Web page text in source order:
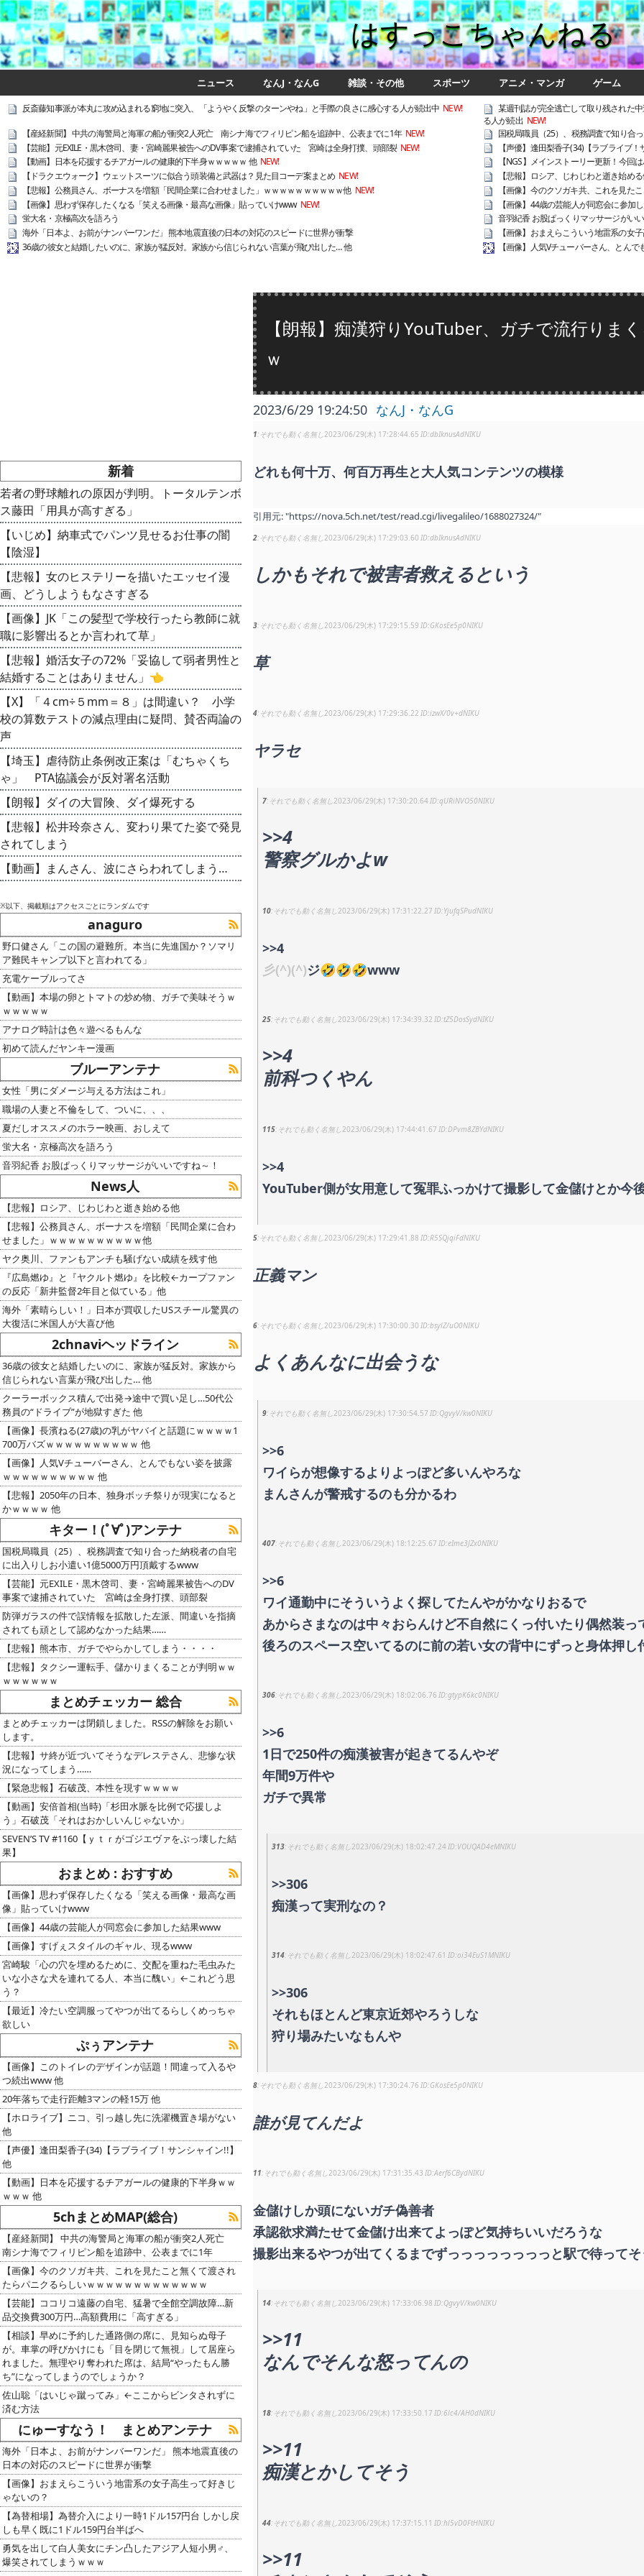
はすっこちゃんねる
ニュース なんJ・なんG 雑談・その他 スポーツ アニメ・マンガ ゲーム
反斎藤知事派が本丸に攻め込まれる窮地に突入、「ようやく反撃のターンやね」と手際の良さに感心する人が続出中 NEW!
某週刊誌が完全逃亡して取り残された
る人が続出 NEW!
【産経新聞】 中共の海警局と海軍の船が衝突2人死亡 南シナ海でフィリピン船を追跡中、公表までに1年 NEW! 国税局職員（25）、税務調査で知り合
【芸能】元EXILE・黒木啓司、妻・宮崎麗果被告へのDV事案で逮捕されていた 宮崎は全身打撲、頭部裂 NEW! 【声優】逢田梨香子(34)【ラブライブ！
【動画】日本を応援するチアガールの健康的下半身ｗｗｗｗｗ 他 NEW! 【NGS】メインストーリー更新！今回
【ドラクエウォーク】ウェットスーツに似合う頭装備と武器は？見た目コーデ案まとめ NEW! 【悲報】ロシア、じわじわと逝き始め
【悲報】公務員さん、ボーナスを増額「民間企業に合わせました」ｗｗｗｗｗｗｗｗｗｗ他 NEW! 【画像】今のクソガキ共、これを見た
【画像】思わず保存したくなる「笑える画像・最高な画像」貼っていけwww NEW! 【画像】44歳の芸能人が同窓会に参加
蛍大名・京極高次を語ろう
音羽紀香 お股ぱっくりマッサージがい
海外「日本よ、お前がナンバーワンだ」 熊本地震直後の日本の対応のスピードに世界が衝撃
【画像】おまえらこういう地雷系の女
36歳の彼女と結婚したいのに、家族が猛反対。家族から信じられない言葉が飛び出した… 他
【画像】人気Vチューバーさん、とん
【朗報】痴漢狩りYouTuber、ガチで流行りま
ｗ
2023/6/29 19:24:50 なんJ・なんG
1 それでも動く名無し2023/06/29(木) 17:28:44.65 dbIknusAdNIKU
どれも何十万、何百万再生と大人気コンテンツの模様
引用元: "https://nova.5ch.net/test/read.cgi/livegalileo/1688027324/"
2 それでも動く名無し2023/06/29(木) 17:29:03.60 dbIknusAdNIKU
しかもそれで被害者救えるという
3 それでも動く名無し2023/06/29(木) 17:29:15.59 GKosEe5p0NIKU
草
4 それでも動く名無し2023/06/29(木) 17:29:36.22 izwX/0v+dNIKU
ヤラセ
7 それでも動く名無し2023/06/29(木) 17:30:20.64 qURiNVO50NIKU
>>4
警察グルかよw
10 それでも動く名無し2023/06/29(木) 17:31:22.27 YjufqSPudNIKU
>>4
彡(^)(^)ジ🤣🤣🤣www
25 それでも動く名無し2023/06/29(木) 17:34:39.32 tZ5DosSydNIKU
>>4
前科つくやん
115 それでも動く名無し2023/06/29(木) 17:44:41.67 DPvm8ZBYdNIKU
>>4
YouTuber側が女用意して冤罪ふっかけて撮影して金儲けとか今
5 それでも動く名無し2023/06/29(木) 17:29:41.88 R5SQjqiFdNIKU
正義マン
6 それでも動く名無し2023/06/29(木) 17:30:00.30 bsylZ/uO0NIKU
よくあんなに出会うな
9 それでも動く名無し2023/06/29(木) 17:30:54.57 QgvyV/kw0NIKU
>>6
ワイらが想像するよりよっぽど多いんやろな
まんさんが警戒するのも分かるわ
407 それでも動く名無し2023/06/29(木) 18:12:25.67 eIme3JZx0NIKU
>>6
ワイ通勤中にそういうよく探してたんやがかなりおるで
あからさまなのは中々おらんけど不自然にくっ付いたり偶然装っ
後ろのスペース空いてるのに前の若い女の背中にずっと身体押
306 それでも動く名無し2023/06/29(木) 18:02:06.76 gtypK6kc0NIKU
>>6
1日で250件の痴漢被害が起きてるんやぞ
年間9万件や
ガチで異常
313 それでも動く名無し2023/06/29(木) 18:02:47.24 VOUQAD4eMNIKU
>>306
痴漢って実刑なの？
314 それでも動く名無し2023/06/29(木) 18:02:47.61 oi34EuS1MNIKU
>>306
それもほとんど東京近郊やろうしな
狩り場みたいなもんや
8 それでも動く名無し2023/06/29(木) 17:30:24.76 GKosEe5p0NIKU
誰が見てんだよ
11 それでも動く名無し2023/06/29(木) 17:31:35.43 Aerf6CBydNIKU
金儲けしか頭にないガチ偽善者
承認欲求満たせて金儲け出来てよっぽど気持ちいいだろうな
撮影出来るやつが出てくるまでずっっっっっっっっと駅で待って
14 それでも動く名無し2023/06/29(木) 17:33:06.98 QgvyV/kw0NIKU
>>11
なんでそんな怒ってんの
18 それでも動く名無し2023/06/29(木) 17:33:50.17 6lc4/AH0dNIKU
>>11
痴漢とかしてそう
44 それでも動く名無し2023/06/29(木) 17:37:15.11 hl5vD0FtHNIKU
>>11
新着
若者の野球離れの原因が判明。トータルテンボ
ス藤田「用具が高すぎる」
【いじめ】納車式でパンツ見せるお仕事の闇
【陰湿】
【悲報】女のヒステリーを描いたエッセイ漫
画、どうしようもなさすぎる
【画像】JK「この髪型で学校行ったら教師に就
職に影響出るとか言われて草」
【悲報】婚活女子の72%「妥協して弱者男性と
結婚することはありません」👈
【X】「４cm÷５mm＝８」は間違い？ 小学
校の算数テストの減点理由に疑問、賛否両論の
声
【埼玉】虐待防止条例改正案は「むちゃくち
ゃ」 PTA協議会が反対署名活動
【朗報】ダイの大冒険、ダイ爆死する
【悲報】松井玲奈さん、変わり果てた姿で発見
されてしまう
【動画】まんさん、波にさらわれてしまう…
※以下、掲載順はアクセスごとにランダムです
anaguro
野口健さん「この国の避難所。本当に先進国か？ソマリ
ア難民キャンプ以下と言われてる」
充電ケーブルってさ
【動画】本場の卵とトマトの炒め物、ガチで美味そうｗ
ｗｗｗｗｗ
アナログ時計は色々遊べるもんな
初めて読んだヤンキー漫画
ブルーアンテナ
女性「男にダメージ与える方法はこれ」
職場の人妻と不倫をして、ついに、、、
夏だしオススメのホラー映画、おしえて
蛍大名・京極高次を語ろう
音羽紀香 お股ぱっくりマッサージがいいですね～！
News人
【悲報】ロシア、じわじわと逝き始める他
【悲報】公務員さん、ボーナスを増額「民間企業に合わ
せました」ｗｗｗｗｗｗｗｗｗｗ他
ヤク奥川、ファンもアンチも騒げない成績を残す他
『広島燃ゆ』と『ヤクルト燃ゆ』を比較←カープファン
の反応「新井監督2年目と似ている」他
海外「素晴らしい！」日本が買収したUSスチール驚異の
大復活に米国人が大喜び他
2chnaviヘッドライン
36歳の彼女と結婚したいのに、家族が猛反対。家族から
信じられない言葉が飛び出した… 他
クーラーボックス積んで出発→途中で買い足し…50代公
務員の“ドライブ”が地獄すぎた 他
【画像】長濱ねる(27歳)の乳がヤバイと話題にｗｗｗｗ1
700万バズｗｗｗｗｗｗｗｗｗｗ 他
【画像】人気Vチューバーさん、とんでもない姿を披露
ｗｗｗｗｗｗｗｗｗｗ 他
【悲報】2050年の日本、独身ボッチ祭りが現実になると
かｗｗｗｗ 他
キター！(ﾟ∀ﾟ)アンテナ
国税局職員（25）、税務調査で知り合った納税者の自宅
に出入りしお小遣い1億5000万円頂戴するwww
【芸能】元EXILE・黒木啓司、妻・宮崎麗果被告へのDV
事案で逮捕されていた 宮崎は全身打撲、頭部裂
防弾ガラスの件で誤情報を拡散した左派、間違いを指摘
されても頑として認めなかった結果……
【悲報】熊本市、ガチでやらかしてしまう・・・・
【悲報】タクシー運転手、儲かりまくることが判明ｗｗ
ｗｗｗｗｗｗ
まとめチェッカー 総合
まとめチェッカーは閉鎖しました。RSSの解除をお願い
します。
【悲報】サ終が近づいてそうなデレステさん、悲惨な状
況になってしまう……
【緊急悲報】石破茂、本性を現すｗｗｗｗ
【動画】安倍首相(当時)「杉田水脈を比例で応援しよ
う」石破茂「それはおかしいんじゃないか」
SEVEN’S TV #1160【ｙｔｒがゴジエヴァをぶっ壊した結
果】
おまとめ : おすすめ
【画像】思わず保存したくなる「笑える画像・最高な画
像」貼っていけwww
【画像】44歳の芸能人が同窓会に参加した結果www
【画像】すげぇスタイルのギャル、現るwww
宮崎駿「心の穴を埋めるために、交配を重ねた毛虫みた
いな小さな犬を連れてる人、本当に醜い」←これどう思
う？
【最近】冷たい空調服ってやつが出てるらしくめっちゃ
欲しい
ぷぅアンテナ
【画像】このトイレのデザインが話題！間違って入るや
つ続出www 他
20年落ちで走行距離3マンの軽15万 他
【ホロライブ】ニコ、引っ越し先に洗濯機置き場がない
他
【声優】逢田梨香子(34)【ラブライブ！サンシャイン!!】
他
【動画】日本を応援するチアガールの健康的下半身ｗｗ
ｗｗｗ 他
5chまとめMAP(総合)
【産経新聞】 中共の海警局と海軍の船が衝突2人死亡
南シナ海でフィリピン船を追跡中、公表までに1年
【画像】今のクソガキ共、これを見たこと無くて渡され
たらパニクるらしいｗｗｗｗｗｗｗｗｗｗｗｗｗ
【芸能】ココリコ遠藤の自宅、猛暑で全館空調故障…新
品交換費300万円…高額費用に「高すぎる」
【相談】早めに予約した通路側の席に、見知らぬ母子
が。車掌の呼びかけにも「目を閉じて無視」して居座ら
れました。無理やり奪われた席は、結局“やったもん勝
ち”になってしまうのでしょうか？
佐山聡「はいじゃ蹴ってみ」←ここからビンタされずに
済む方法
にゅーすなう！ まとめアンテナ
海外「日本よ、お前がナンバーワンだ」 熊本地震直後の
日本の対応のスピードに世界が衝撃
【画像】おまえらこういう地雷系の女子高生って好きじ
ゃないの？
【為替相場】為替介入により一時1ドル157円台 しかし戻
しも早く既に1ドル159円台半ばへ
勇気を出して白人美女にチン凸したアジア人短小男♂、
爆笑されてしまうｗｗｗ